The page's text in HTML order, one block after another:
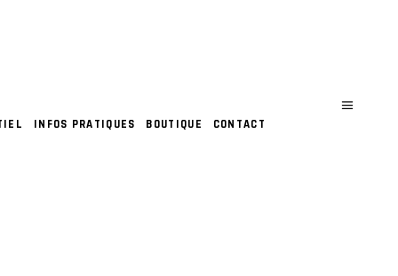
INFOS PRATIQUES BOUTIQUE CONTACT